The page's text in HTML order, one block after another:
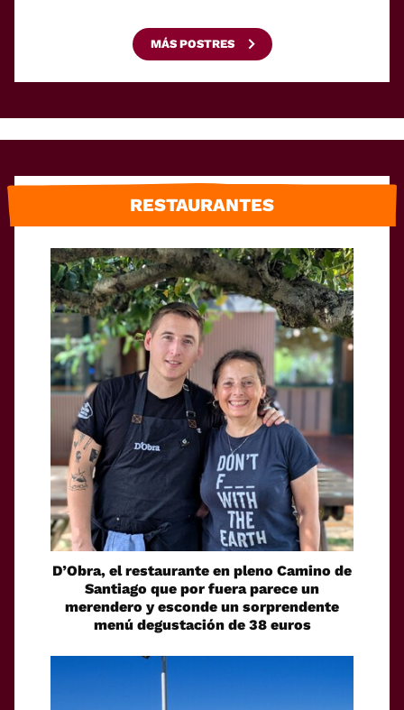
MÁS POSTRES
RESTAURANTES
D’Obra, el restaurante en pleno Camino de
Santiago que por fuera parece un
merendero y esconde un sorprendente
menú degustación de 38 euros